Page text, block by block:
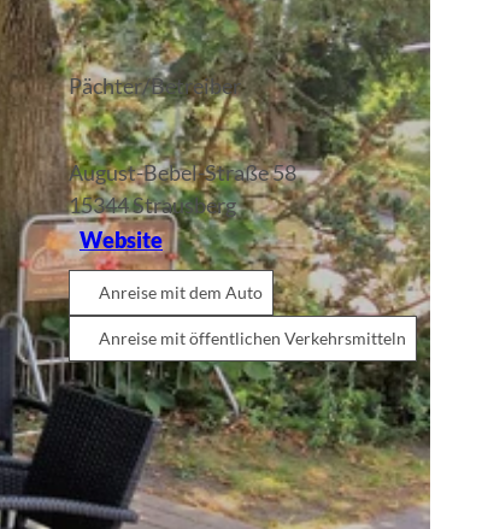
Pächter/Betreiber
August-Bebel-Straße 58
15344Strausberg
Website
Anreise mit dem Auto
Anreise mit öffentlichen Verkehrsmitteln